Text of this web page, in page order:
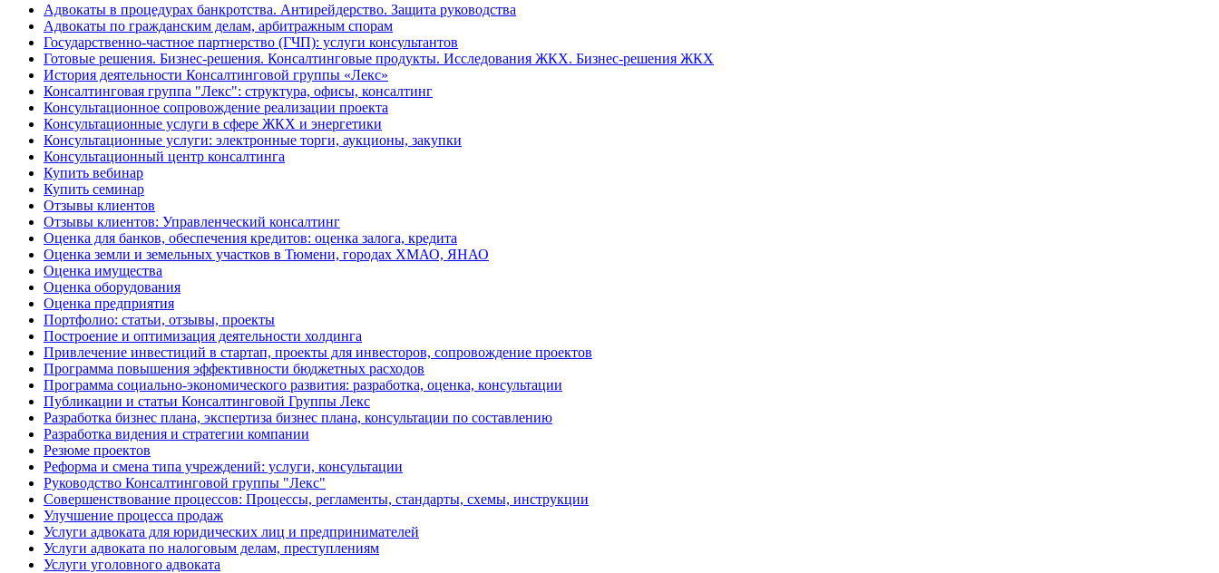
Адвокаты в процедурах банкротства. Антирейдерство. Защита руководства
Адвокаты по гражданским делам, арбитражным спорам
Государственно-частное партнерство (ГЧП): услуги консультантов
Готовые решения. Бизнес-решения. Консалтинговые продукты. Исследования ЖКХ. Бизнес-решения ЖКХ
История деятельности Консалтинговой группы «Лекс»
Консалтинговая группа "Лекс": структура, офисы, консалтинг
Консультационное сопровождение реализации проекта
Консультационные услуги в сфере ЖКХ и энергетики
Консультационные услуги: электронные торги, аукционы, закупки
Консультационный центр консалтинга
Купить вебинар
Купить семинар
Отзывы клиентов
Отзывы клиентов: Управленческий консалтинг
Оценка для банков, обеспечения кредитов: оценка залога, кредита
Оценка земли и земельных участков в Тюмени, городах ХМАО, ЯНАО
Оценка имущества
Оценка оборудования
Оценка предприятия
Портфолио: статьи, отзывы, проекты
Построение и оптимизация деятельности холдинга
Привлечение инвестиций в стартап, проекты для инвесторов, сопровождение проектов
Программа повышения эффективности бюджетных расходов
Программа социально-экономического развития: разработка, оценка, консультации
Публикации и статьи Консалтинговой Группы Лекс
Разработка бизнес плана, экспертиза бизнес плана, консультации по составлению
Разработка видения и стратегии компании
Резюме проектов
Реформа и смена типа учреждений: услуги, консультации
Руководство Консалтинговой группы "Лекс"
Совершенствование процессов: Процессы, регламенты, стандарты, схемы, инструкции
Улучшение процесса продаж
Услуги адвоката для юридических лиц и предпринимателей
Услуги адвоката по налоговым делам, преступлениям
Услуги уголовного адвоката